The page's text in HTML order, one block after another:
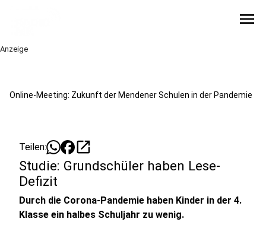
menu
Anzeige
Online-Meeting: Zukunft der Mendener Schulen in der Pandemie
Teilen: open_in_new
Studie: Grundschüler haben Lese-
Defizit
Durch die Corona-Pandemie haben Kinder in der 4.
Klasse ein halbes Schuljahr zu wenig.